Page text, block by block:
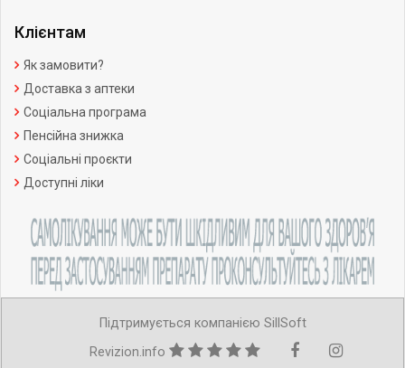
Клієнтам
Як замовити?
Доставка з аптеки
Соціальна програма
Пенсійна знижка
Соціальні проєкти
Доступні ліки
Підтримується компанією SillSoft
Revizion.info